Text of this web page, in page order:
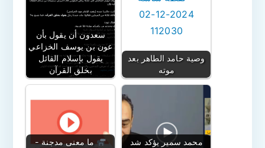
سعدون أن يقول بأن
عون بن يوسف الخزاعي
يقول بإسلام القائل
بخلق القرآن
وصية حامد الطاهر بعد
موته
ما معنى مدجنة -
محمد سمير يؤكد شد